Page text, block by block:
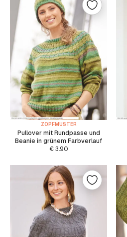
ZOPFMUSTER
Pullover mit Rundpasse und
Beanie in grünem Farbverlauf
€3.90